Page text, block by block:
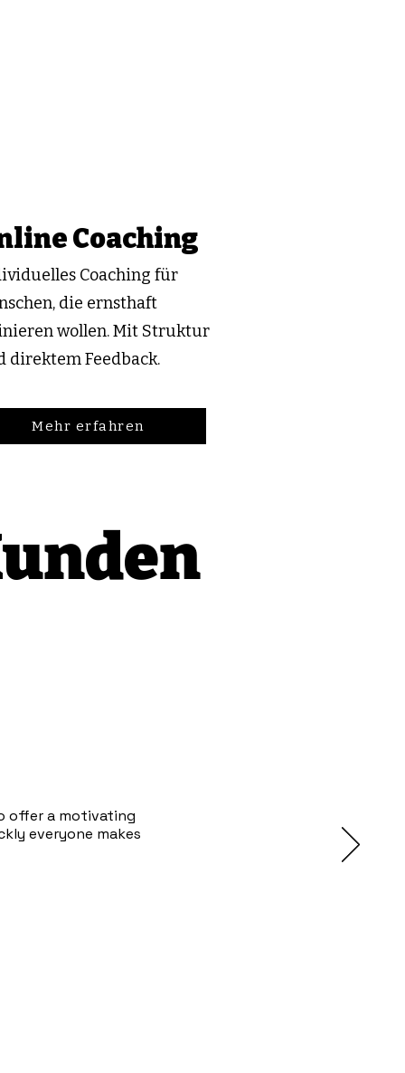
Coaching
Coaching für
die ernsthaft
wollen. Mit Struktur
direktem Feedback.
Mehr erfahren
offer a motivating
everyone makes